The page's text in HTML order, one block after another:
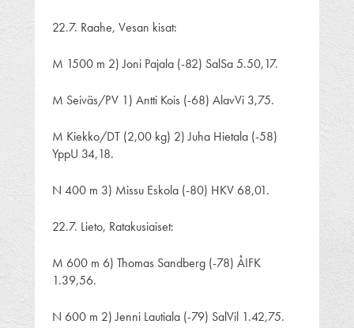
22.7. Raahe, Vesan kisat:
M 1500 m 2) Joni Pajala (-82) SalSa 5.50,17.
M Seiväs/PV 1) Antti Kois (-68) AlavVi 3,75.
M Kiekko/DT (2,00 kg) 2) Juha Hietala (-58)
YppU 34,18.
N 400 m 3) Missu Eskola (-80) HKV 68,01.
22.7. Lieto, Ratakusiaiset:
M 600 m 6) Thomas Sandberg (-78) ÅIFK
1.39,56.
N 600 m 2) Jenni Lautiala (-79) SalVil 1.42,75.